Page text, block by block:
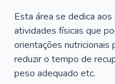
Esta área se dedica
atividades físicas que
orientações nutricionais
reduzir o tempo de
peso adequado etc.